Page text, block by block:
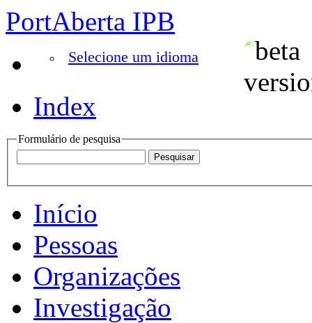
PortAberta IPB
Selecione um idioma
Index
Formulário de pesquisa
Início
Pessoas
Organizações
Investigação